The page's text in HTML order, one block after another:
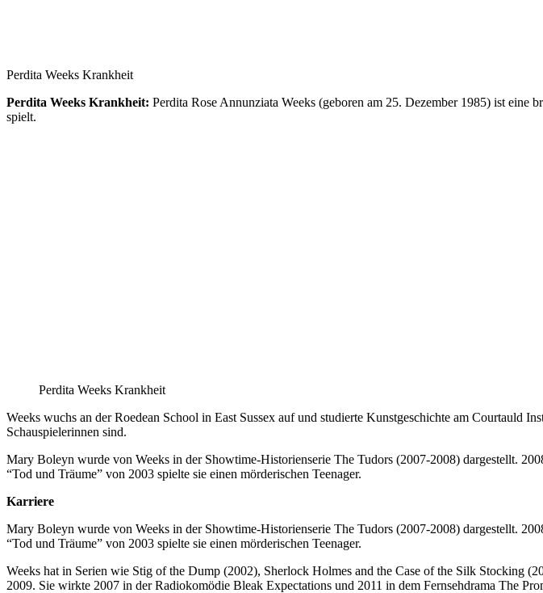
Perdita Weeks Krankheit
Perdita Weeks Krankheit: Perdita Rose Annunziata Weeks (geboren am 25. Dezember 1985) ist
spielt.
Perdita Weeks Krankheit
Weeks wuchs an der Roedean School in East Sussex auf und studierte Kunstgeschichte am Courtauld
Schauspielerinnen sind.
Mary Boleyn wurde von Weeks in der Showtime-Historienserie The Tudors (2007-2008) dargestellt.
“Tod und Träume” von 2003 spielte sie einen mörderischen Teenager.
Karriere
Mary Boleyn wurde von Weeks in der Showtime-Historienserie The Tudors (2007-2008) dargestellt.
“Tod und Träume” von 2003 spielte sie einen mörderischen Teenager.
Weeks hat in Serien wie Stig of the Dump (2002), Sherlock Holmes and the Case of the Silk Stocking
2009. Sie wirkte 2007 in der Radiokomödie Bleak Expectations und 2011 in dem Fernsehdrama The